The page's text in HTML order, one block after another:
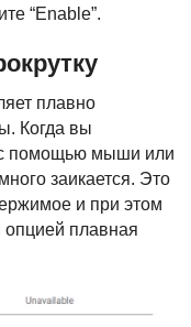
“Enable”.
плавно
Когда вы
с помощью мыши или
заикается. Это
и при этом
опцией плавная